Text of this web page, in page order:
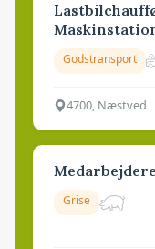
Godstransport
4700, Næstved
Grise